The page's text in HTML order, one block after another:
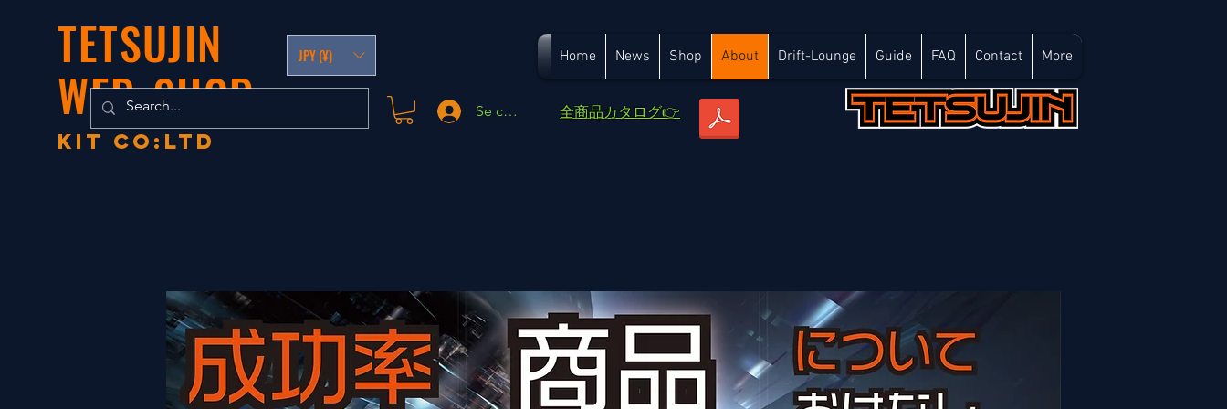
TETSUJIN
WEB-SHOP
KIT co:LTD
JPY (¥) Home News Shop About Drift-Lounge Guide FAQ Contact More
Se connecter​全商品カタログ👉